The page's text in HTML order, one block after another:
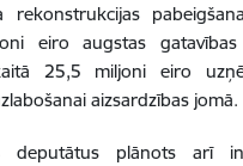
rekonstrukcijas
eiro augstas gatavības
25,5 miljoni eiro
aizsardzības jomā.
deputātus plānots arī